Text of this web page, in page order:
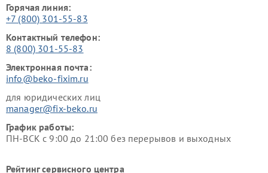
Горячая линия:
+7 (800) 301-55-83
Контактный телефон:
8 (800) 301-55-83
Электронная почта:
info@beko-fixim.ru
для юридических лиц
manager@fix-beko.ru
График работы:
ПН-ВСК с 9:00 до 21:00 без перерывов и выходных
Рейтинг сервисного центра